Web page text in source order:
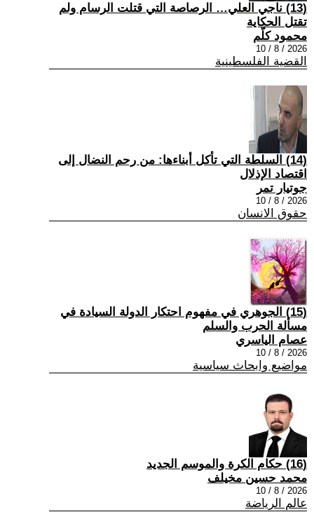
(13) ناجي العلي… الرصاصة التي قتلت الرسام ولم
تقتل الحكاية
محمود كلّم
2026 / 8 / 10
القضية الفلسطينية
(14) السلطة التي تأكل أبناءها: من رحم النضال إلى
اقتصاد الإذلال
جوتيار تمر
2026 / 8 / 10
حقوق الانسان
(15) الجوهري في مفهوم احتكار الدولة السيادة في
مسألة الحرب والسلم
عصام الياسري
2026 / 8 / 10
مواضيع وابحاث سياسية
(16) حكام الكرة والموسم الجديد
محمد حسين مخيلف
2026 / 8 / 10
عالم الرياضة